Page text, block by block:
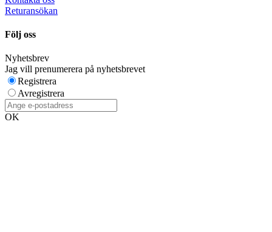
Returansökan
Följ oss
Nyhetsbrev
Jag vill prenumerera på nyhetsbrevet
Registrera
Avregistrera
OK